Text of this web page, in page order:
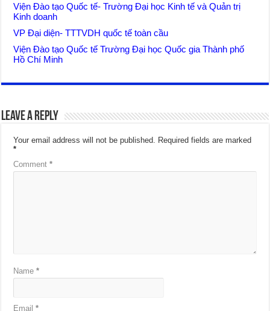
Viện Đào tạo Quốc tế- Trường Đại học Kinh tế và Quản trị
Kinh doanh
VP Đại diện- TTTVDH quốc tế toàn cầu
Viện Đào tạo Quốc tế Trường Đại học Quốc gia Thành phố
Hồ Chí Minh
Leave a Reply
Your email address will not be published. Required fields are marked
*
Comment*
Name*
Email*